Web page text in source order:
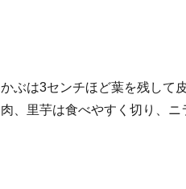
かぶは3センチほど葉を残して
肉、里芋は食べやすく切り、ニ